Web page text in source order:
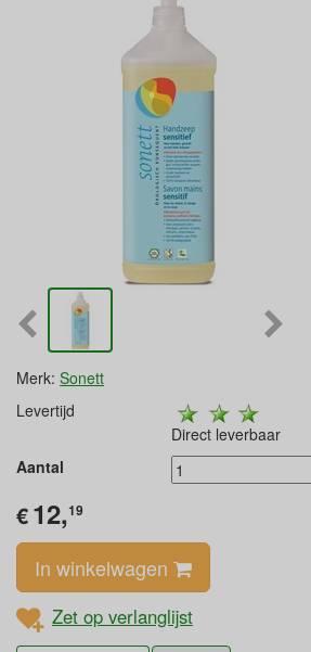
Merk: Sonett
Levertijd
Direct leverbaar
Aantal
€12,19
In winkelwagen
Zet op verlanglijst